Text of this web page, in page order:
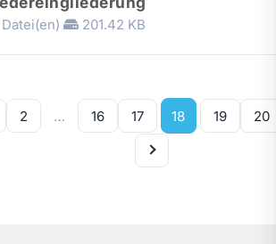
Datei(en) 201.42 KB
2 … 16 17 18 19 20